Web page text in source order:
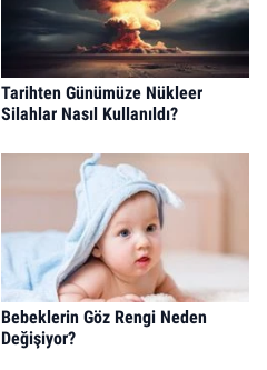
Tarihten Günümüze Nükleer
Silahlar Nasıl Kullanıldı?
Bebeklerin Göz Rengi Neden
Değişiyor?